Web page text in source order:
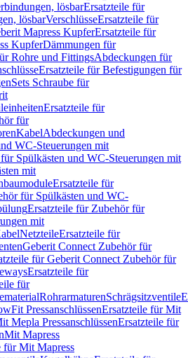
lösbarErsatzteile für
lösbarVerschlüsseErsatzteile für
Mapress KupferErsatzteile für
KupferDämmungen für
Rohre und FittingsAbdeckungen für
Ersatzteile für Befestigungen für
Sets Schraube für
Ersatzteile für
für
KabelAbdeckungen und
WC-Steuerungen mit
Spülkästen und WC-Steuerungen mit
mit
Ersatzteile für
für Spülkästen und WC-
Ersatzteile für Zubehör für
mit
NetzteileErsatzteile für
Geberit Connect Zubehör für
für Geberit Connect Zubehör für
Ersatzteile für
für
RohrarmaturenSchrägsitzventile
PressanschlüssenErsatzteile für Mit
Mepla PressanschlüssenErsatzteile für
Mit Mapress
für Mit Mapress